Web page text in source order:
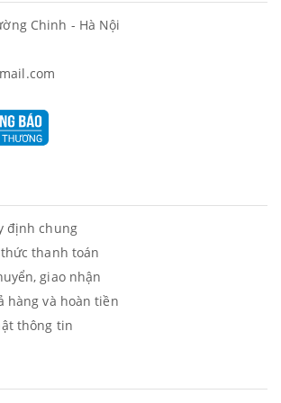
Chinh - Hà Nội
định chung
thanh toán
giao nhận
hàng và hoàn tiền
thông tin